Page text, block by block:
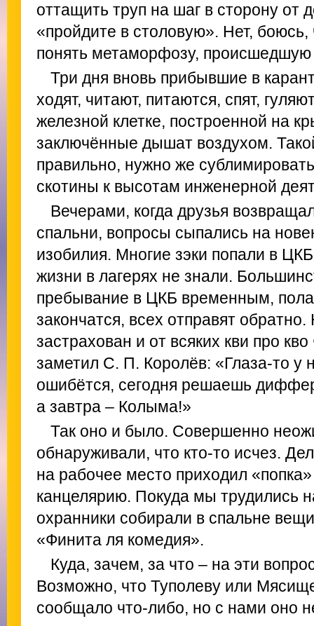
оттащить труп на шаг в сторону от
«пройдите в столовую». Нет, боюсь,
понять метаморфозу,
Три дня вновь прибывшие в
ходят, читают, питаются, спят,
железной клетке, построенной на
заключённые дышат воздухом.
правильно, нужно же
скотины к высотам инженерной
Вечерами, когда друзья
спальни, вопросы сыпались на
изобилия. Многие зэки попали в
жизни в лагерях не знали.
пребывание в ЦКБ временным,
закончатся, всех отправят
застрахован и от всяких кви про
заметил С. П. Королёв: «Глаза‑то у
ошибётся, сегодня решаешь
а завтра – Колыма!»
Так оно и было. Совершенно
обнаруживали, что кто‑то исчез.
на рабочее место приходил
канцелярию. Покуда мы трудились
охранники собирали в спальне
«Финита ля комедия».
Куда, зачем, за что – на эти
Возможно, что Туполеву или
сообщало что‑либо, но с нами оно